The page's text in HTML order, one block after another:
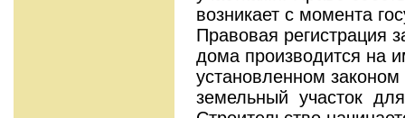
возникает с момента
Правовая регистрация
дома производится на
установленном
земельный участок для